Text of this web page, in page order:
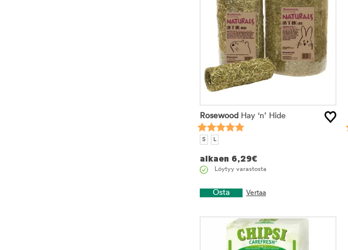
Rosewood Hay ‘n’ Hide
S L
alkaen 6,29€
Löytyy varastosta
Osta Vertaa